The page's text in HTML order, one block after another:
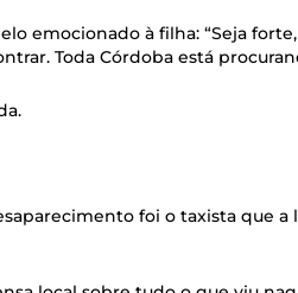
emocionado à filha: “Seja
Toda Córdoba está
foi o taxista que a